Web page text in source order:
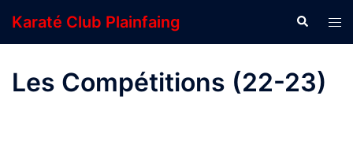
auKaraté Club Plainfaing
le
Les Compétitions (22-23)